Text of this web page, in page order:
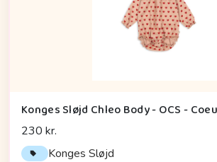
Konges Sløjd Chleo Body - OCS -
230 kr.
Konges Sløjd